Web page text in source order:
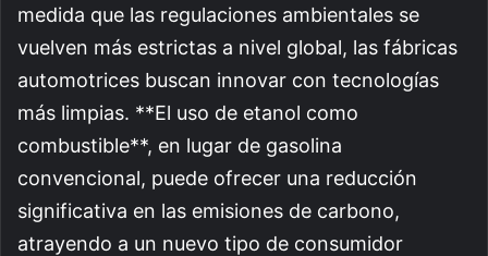
medida que las regulaciones ambientales se
vuelven más estrictas a nivel global, las fábricas
automotrices buscan innovar con tecnologías
más limpias. **El uso de etanol como
combustible**, en lugar de gasolina
convencional, puede ofrecer una reducción
significativa en las emisiones de carbono,
atrayendo a un nuevo tipo de consumidor